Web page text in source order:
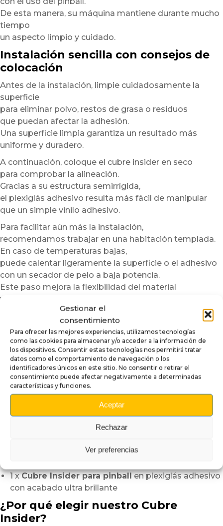
Gestionar el
consentimiento
Para ofrecer las mejores experiencias, utilizamos tecnologías
como las cookies para almacenar y/o acceder a la información de
los dispositivos. Consentir estas tecnologías nos permitirá tratar
datos como el comportamiento de navegación o los
identificadores únicos en este sitio. No consentir o retirar el
consentimiento puede afectar negativamente a determinadas
características y funciones.
Aceptar
Rechazar
Ver preferencias
De esta manera, su máquina mantiene durante mucho
tiempo
un aspecto limpio y cuidado.
Instalación sencilla con consejos de
colocación
Antes de la instalación, limpie cuidadosamente la
superficie
para eliminar polvo, restos de grasa o residuos
que puedan afectar la adhesión.
Una superficie limpia garantiza un resultado más
uniforme y duradero.
A continuación, coloque el cubre insider en seco
para comprobar la alineación.
Gracias a su estructura semirrígida,
el plexiglás adhesivo resulta más fácil de manipular
que un simple vinilo adhesivo.
Para facilitar aún más la instalación,
recomendamos trabajar en una habitación templada.
En caso de temperaturas bajas,
puede calentar ligeramente la superficie o el adhesivo
con un secador de pelo a baja potencia.
Este paso mejora la flexibilidad del material
y optimiza la adherencia.
Sin embargo, nunca debe sobrecalentarse la pieza.
Una vez colocado, aplique progresivamente el cubre
insider
ejerciendo una presión suave y uniforme
desde el centro hacia los bordes.
Este método ayuda a evitar burbujas de aire
y permite obtener un acabado perfectamente limpio.
En solo unos minutos, su pinball gana en elegancia
y coherencia visual.
Este pequeño detalle aporta una verdadera diferencia
Contenido del paquete:
1 xCubre Insider para pinballen plexiglás adhesivo
con acabado ultra brillante
¿Por qué elegir nuestro Cubre
Insider?